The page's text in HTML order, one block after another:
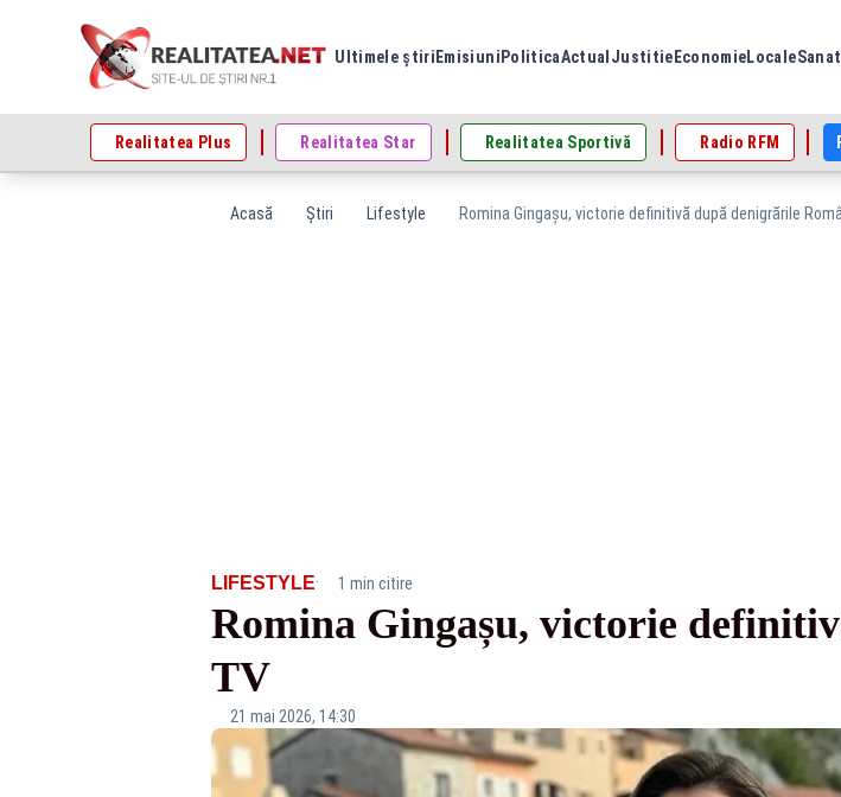
Ultimele știri Emisiuni PoliticaActual Justitie EconomieLocale
Realitatea Plus Realitatea Star Realitatea Sportivă Radio RFM
Acasă Știri Lifestyle Romina Gingașu, victorie definitivă după denigrările
LIFESTYLE· 1 min citire
Romina Gingașu, victorie
TV
21 mai 2026, 14:30